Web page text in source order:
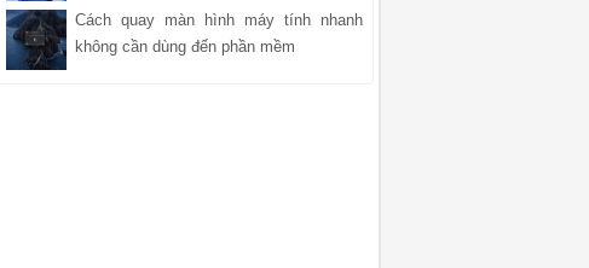
Cách quay màn hình máy tính nhanh
không cần dùng đến phần mềm